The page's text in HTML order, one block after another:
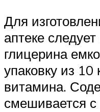
Для
аптеке
глицерина
упаковку из 10
витамина.
смешивается